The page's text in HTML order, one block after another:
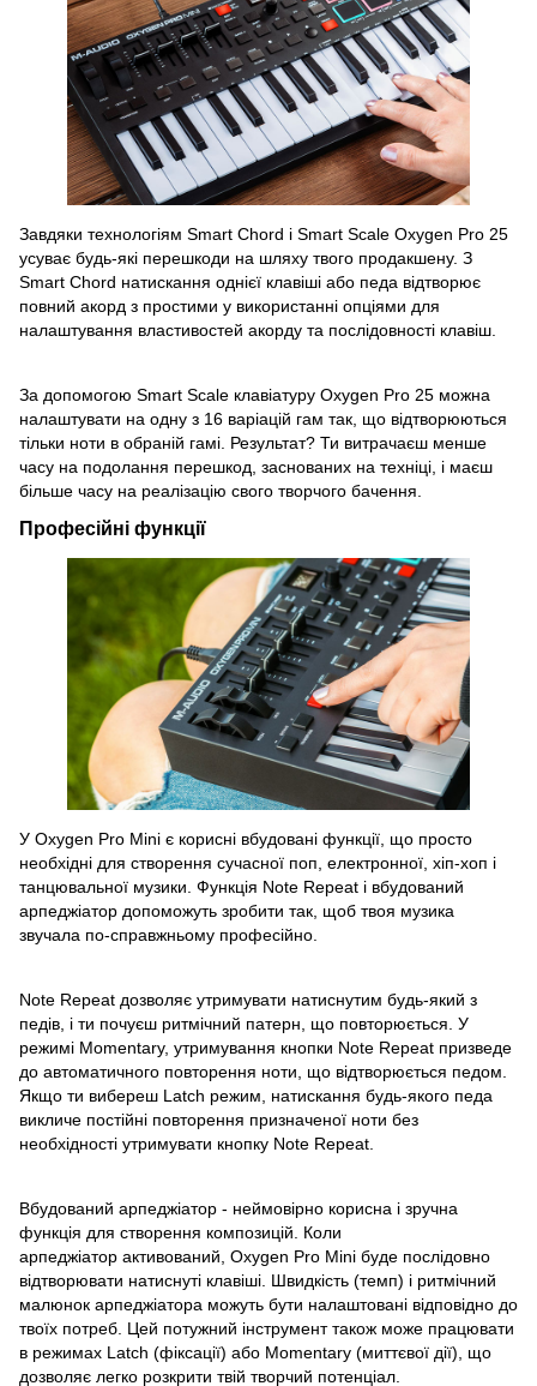
Завдяки технологіям Smart Chord і Smart Scale Oxygen Pro 25
усуває будь-які перешкоди на шляху твого продакшену. З
Smart Chord натискання однієї клавіші або педа відтворює
повний акорд з простими у використанні опціями для
налаштування властивостей акорду та послідовності клавіш.
За допомогою Smart Scale клавіатуру Oxygen Pro 25 можна
налаштувати на одну з 16 варіацій гам так, що відтворюються
тільки ноти в обраній гамі. Результат? Ти витрачаєш менше
часу на подолання перешкод, заснованих на техніці, і маєш
більше часу на реалізацію свого творчого бачення.
Професійні функції
У Oxygen Pro Mini є корисні вбудовані функції, що просто
необхідні для створення сучасної поп, електронної, хіп-хоп і
танцювальної музики. Функція Note Repeat і вбудований
арпеджіатор допоможуть зробити так, щоб твоя музика
звучала по-справжньому професійно.
Note Repeat дозволяє утримувати натиснутим будь-який з
педів, і ти почуєш ритмічний патерн, що повторюється. У
режимі Momentary, утримування кнопки Note Repeat призведе
до автоматичного повторення ноти, що відтворюється педом.
Якщо ти вибереш Latch режим, натискання будь-якого педа
викличе постійні повторення призначеної ноти без
необхідності утримувати кнопку Note Repeat.
Вбудований арпеджіатор - неймовірно корисна і зручна
функція для створення композицій. Коли
арпеджіатор активований, Oxygen Pro Mini буде послідовно
відтворювати натиснуті клавіші. Швидкість (темп) і ритмічний
малюнок арпеджіатора можуть бути налаштовані відповідно до
твоїх потреб. Цей потужний інструмент також може працювати
в режимах Latch (фіксації) або Momentary (миттєвої дії), що
дозволяє легко розкрити твій творчий потенціал.